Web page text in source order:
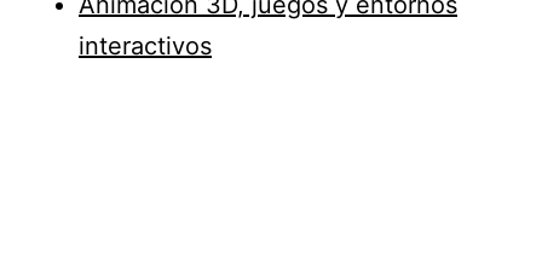
interactivos